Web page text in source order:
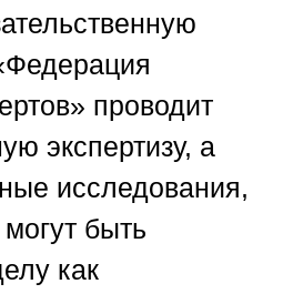
проводит
экспертизу, а
исследования,
быть
как